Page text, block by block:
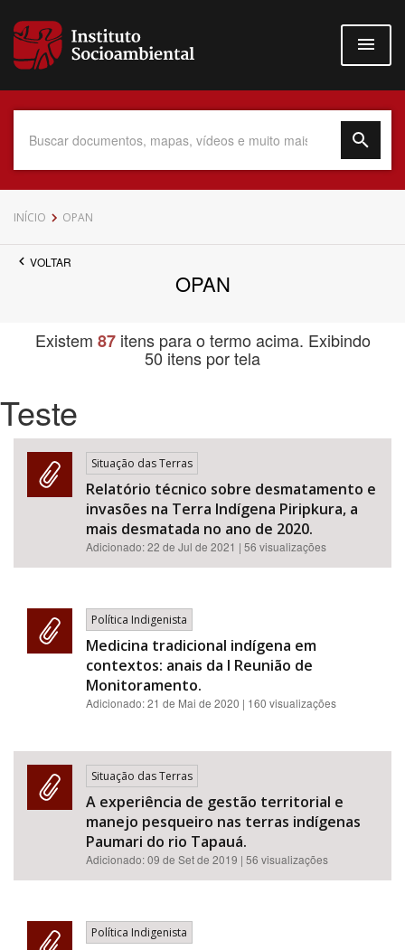
para
conteúdo
Data do Documento
Tema
Área Protegida
BUSCAR
INÍCIO OPAN
VOLTAR
OPAN
Existem 87itens para o termo acima. Exibindo
50 itens por tela
Teste
Situação das Terras
Relatório técnico sobre desmatamento e
invasões na Terra Indígena Piripkura, a
mais desmatada no ano de 2020.
Adicionado:22 de Jul de 2021 | 56 visualizações
Política Indigenista
Medicina tradicional indígena em
contextos: anais da I Reunião de
Monitoramento.
Adicionado:21 de Mai de 2020 | 160 visualizações
Situação das Terras
A experiência de gestão territorial e
manejo pesqueiro nas terras indígenas
Paumari do rio Tapauá.
Adicionado:09 de Set de 2019 | 56 visualizações
Política Indigenista